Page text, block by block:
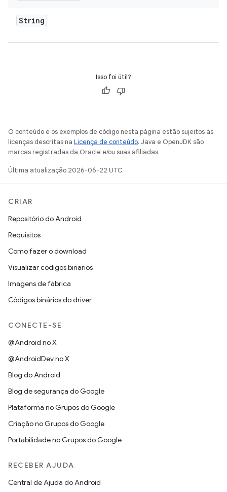
String
Isso foi útil?
O conteúdo e os exemplos de código nesta página estão sujeitos às
licenças descritas na Licença de conteúdo. Java e OpenJDK são
marcas registradas da Oracle e/ou suas afiliadas.
Última atualização 2026-06-22 UTC.
CRIAR
Repositório do Android
Requisitos
Como fazer o download
Visualizar códigos binários
Imagens de fábrica
Códigos binários do driver
CONECTE-SE
@Android no X
@AndroidDev no X
Blog do Android
Blog de segurança do Google
Plataforma no Grupos do Google
Criação no Grupos do Google
Portabilidade no Grupos do Google
RECEBER AJUDA
Central de Ajuda do Android